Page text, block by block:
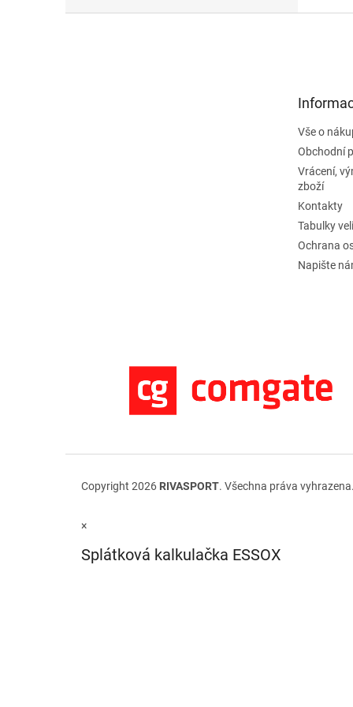
Vše o
Obchodní
Vrácení,
zboží
Kontakty
Tabulky
Ochrana
Napište
Copyright 2026 RIVASPORT. Všechna práva
×
Splátková kalkulačka ESSOX